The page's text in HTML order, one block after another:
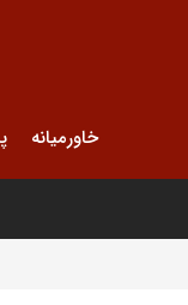
خاورمیانه